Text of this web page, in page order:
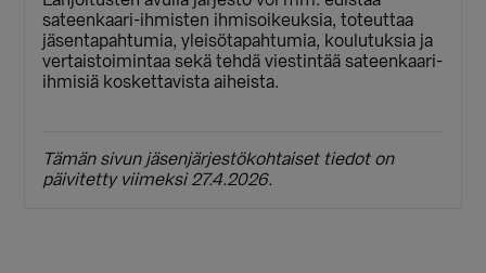
sateenkaari-ihmisten ihmisoikeuksia, toteuttaa
jäsentapahtumia, yleisötapahtumia, koulutuksia ja
vertaistoimintaa sekä tehdä viestintää sateenkaari-
ihmisiä koskettavista aiheista.
Tämän sivun jäsenjärjestökohtaiset tiedot on
päivitetty viimeksi 27.4.2026.